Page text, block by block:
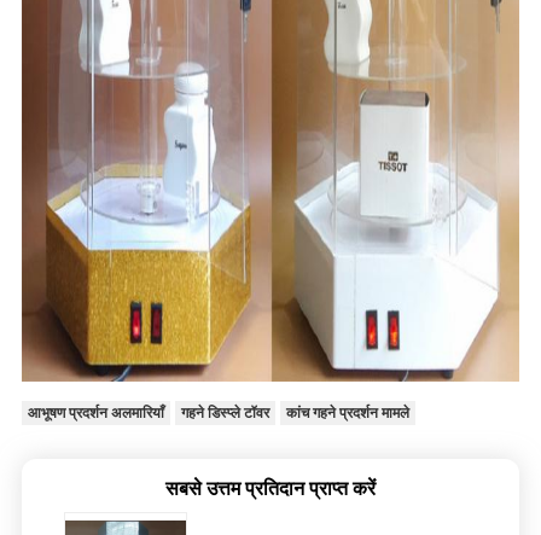
आभूषण प्रदर्शन अलमारियाँ गहने डिस्प्ले टॉवर कांच गहने प्रदर्शन मामले
सबसे उत्तम प्रतिदान प्राप्त करें